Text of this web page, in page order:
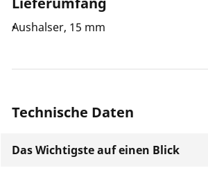
Aushalser, 15 mm
Technische Daten
Das Wichtigste auf einen Blick